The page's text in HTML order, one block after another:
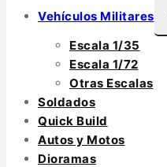
Vehículos Militares
Escala 1/35
Escala 1/72
Otras Escalas
Soldados
Quick Build
Autos y Motos
Dioramas